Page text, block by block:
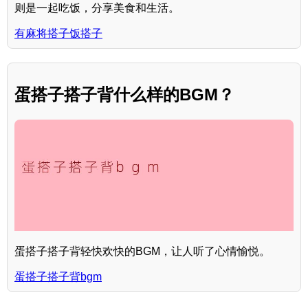
则是一起吃饭，分享美食和生活。
有麻将搭子饭搭子
蛋搭子搭子背什么样的BGM？
蛋搭子搭子背轻快欢快的BGM，让人听了心情愉悦。
蛋搭子搭子背bgm